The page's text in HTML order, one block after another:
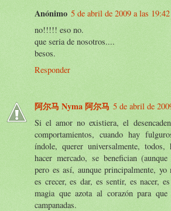
Anónimo 5 de abril de 2009 a las 19:42
no!!!!! eso no.
que seria de nosotros....
besos.
Responder
阿尔马 Nyma 阿尔马 5 de abril de
Si el amor no existiera, el
comportamientos, cuando hay
índole, querer universalmente, todos,
hacer mercado, se benefician
pero es así, aunque principalmente,
es crecer, es dar, es sentir, es nacer,
magia que azota al corazón para
campanadas.